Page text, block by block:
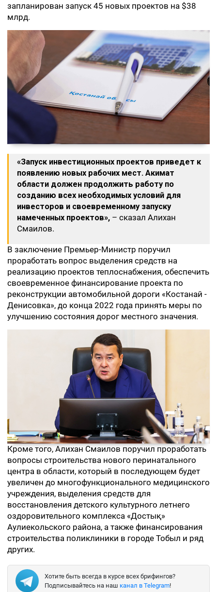
запланирован запуск 45 новых проектов на $38
млрд.
«Запуск инвестиционных проектов приведет к
появлению новых рабочих мест. Акимат
области должен продолжить работу по
созданию всех необходимых условий для
инвесторов и своевременному запуску
намеченных проектов», – сказал Алихан
Смаилов.
В заключение Премьер-Министр поручил
проработать вопрос выделения средств на
реализацию проектов теплоснабжения, обеспечить
своевременное финансирование проекта по
реконструкции автомобильной дороги «Костанай -
Денисовка», до конца 2022 года принять меры по
улучшению состояния дорог местного значения.
Кроме того, Алихан Смаилов поручил проработать
вопросы строительства нового перинатального
центра в области, который в последующем будет
увеличен до многофункционального медицинского
учреждения, выделения средств для
восстановления детского культурного летнего
оздоровительного комплекса «Достық»
Аулиекольского района, а также финансирования
строительства поликлиники в городе Тобыл и ряд
других.
Хотите быть всегда в курсе всех брифингов?
Подписывайтесь на наш канал в Telegram!